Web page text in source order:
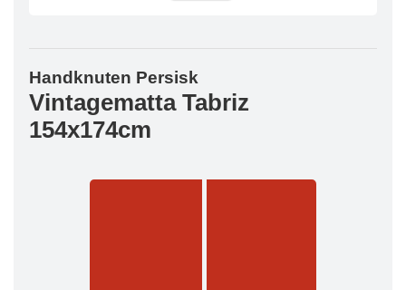
Handknuten Persisk
Vintagematta Tabriz
154x174cm